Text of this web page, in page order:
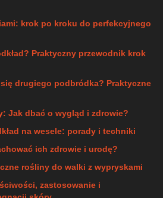
krok po kroku do perfekcyjnego
Praktyczny przewodnik krok
drugiego podbródka? Praktyczne
Jak dbać o wygląd i zdrowie?
na wesele: porady i techniki
ich zdrowie i urodę?
rośliny do walki z wypryskami
zastosowanie i